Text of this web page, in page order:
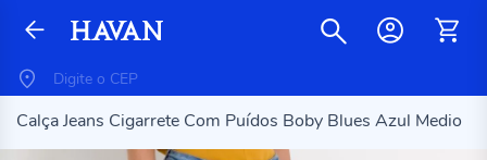
Calça Jeans Cigarrete Com Puídos Boby Blues Azul Medio